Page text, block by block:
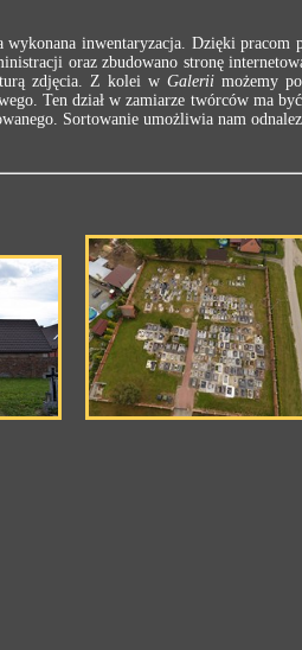
wykonana inwentaryzacja. Dzięki
oraz zbudowano stronę
zdjęcia. Z kolei w Galeriimożemy
Ten dział w zamiarze twórców ma
Sortowanie umożliwia nam